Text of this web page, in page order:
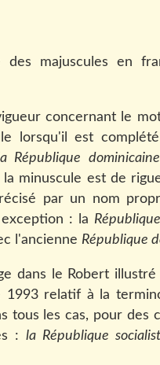
des majuscules en
concernant le
lorsqu'il est
République dominicaine
la minuscule est de
par un nom
: la
l'ancienne République
dans le Robert
relatif à la
tous les cas, pour des
:la République